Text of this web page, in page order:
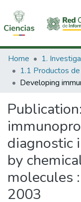
Communities &
All of DSpace
Home
Publication:
diagnostic
by
molecules
2003